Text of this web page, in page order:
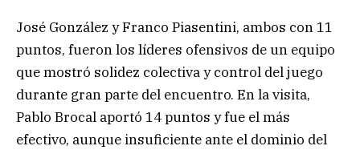
José González y Franco Piasentini, ambos con 11
puntos, fueron los líderes ofensivos de un equipo
que mostró solidez colectiva y control del juego
durante gran parte del encuentro. En la visita,
Pablo Brocal aportó 14 puntos y fue el más
efectivo, aunque insuficiente ante el dominio del